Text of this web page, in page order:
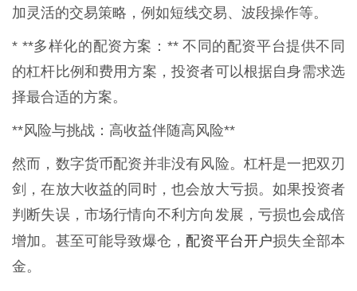
加灵活的交易策略，例如短线交易、波段操作等。
* **多样化的配资方案：** 不同的配资平台提供不同
的杠杆比例和费用方案，投资者可以根据自身需求选
择最合适的方案。
**风险与挑战：高收益伴随高风险**
然而，数字货币配资并非没有风险。杠杆是一把双刃
剑，在放大收益的同时，也会放大亏损。如果投资者
判断失误，市场行情向不利方向发展，亏损也会成倍
增加。甚至可能导致爆仓， 配资平台开户损失全部本
金。